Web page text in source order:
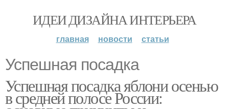
ИДЕИ ДИЗАЙНА ИНТЕРЬЕРА
главная новости статьи
Успешная посадка
Успешная посадка яблони осенью
в средней полосе России: